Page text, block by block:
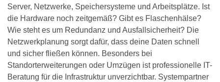
Server, Netzwerke, Speichersysteme und Arbeitsplätze. Ist
die Hardware noch zeitgemäß? Gibt es Flaschenhälse?
Wie steht es um Redundanz und Ausfallsicherheit? Die
Netzwerkplanung sorgt dafür, dass deine Daten schnell
und sicher fließen können. Besonders bei
Standorterweiterungen oder Umzügen ist professionelle IT-
Beratung für die Infrastruktur unverzichtbar. Systempartner